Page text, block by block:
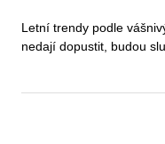
Letní trendy podle
nedají dopustit, budou